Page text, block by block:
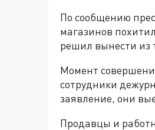
По сообщению
магазинов
решил вынести из
Момент
сотрудники
заявление, они
Продавцы и